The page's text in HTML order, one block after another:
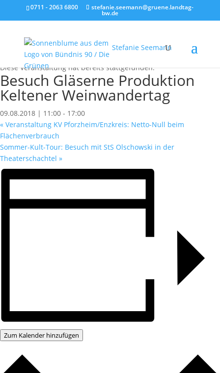
0711 - 2063 6800 stefanie.seemann@gruene.landtag-
bw.de
Stefanie Seemann
« Alle Veranstaltungen
Diese Veranstaltung hat bereits stattgefunden.
Besuch Gläserne Produktion
Keltener Weinwandertag
09.08.2018 | 11:00 - 17:00
« Veranstaltung KV Pforzheim/Enzkreis: Netto-Null beim
Flächenverbrauch
Sommer-Kult-Tour: Besuch mit StS Olschowski in der
Theaterschachtel »
Zum Kalender hinzufügen